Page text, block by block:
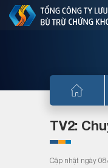
TV2:
Cập nhật ngày